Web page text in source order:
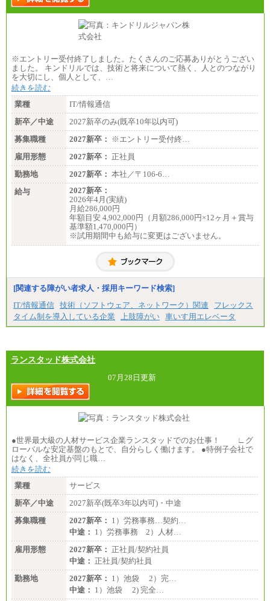
※エントリー受付終了しました。たくさんのご応募ありがとうござい
ました。 キンドリルでは、技術と将来について熱く、人とのつながり
を大切にし、個人として、…
続きを読む
業種
IT/情報通信
新卒／中途
2027新卒のみ(既卒10年以内可)
募集職種
2027新卒：
※エントリー受付終…
雇用形態
2027新卒： 正社員
勤務地
2027新卒： 本社／〒106-6…
給与
2027新卒：
2026年4月(実績)
月給286,000円
年額目安 4,902,000円（月額286,000円×12ヶ月＋賞与
基準額1,470,000円）
※試用期間中も給与に変更はございません。
[関連する障がい者求人・採用キーワード検索]
IT/情報通信 技術（ソフトウェア、ネットワーク）関連
フレックス
タイム制を導入している企業
上肢障がい 車いす用エレベータ
ランスタッド株式会社
07月28日更新
●世界最大級の人材サービス企業ランスタッドでのお仕事！ ∟グ
ローバルな安定基盤のもとで、自分らしく働けます。 ●特例子会社で
はなく、全社員が同じ職…
続きを読む
業種
サービス
新卒／中途
2027新卒(既卒3年以内可)・中途
募集職種
2027新卒： 1）労務事務…契約…
中途： 1）労務事務 2）人材…
雇用形態
2027新卒： 正社員/契約社員
中途： 正社員/契約社員
勤務地
2027新卒： 1）池袋 2）完…
中途： 1）池袋 2) 完全…